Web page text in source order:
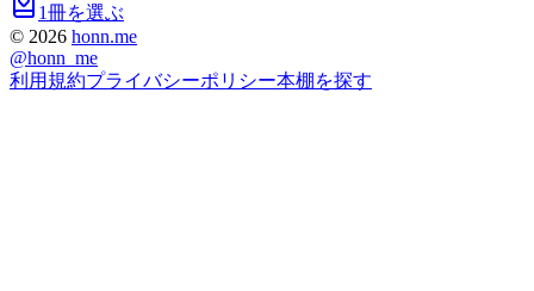
1冊を選ぶ
© 2026 honn.me
@honn_me
利用規約プライバシーポリシー本棚を探す